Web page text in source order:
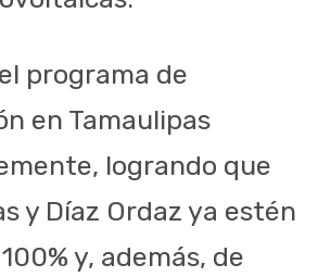
programa de
en Tamaulipas
logrando que
y Díaz Ordaz ya estén
y, además, de